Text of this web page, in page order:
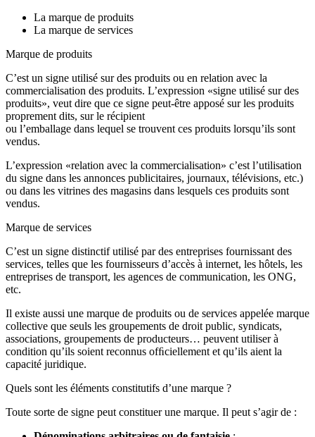
La marque de produits
La marque de services
Marque de produits
C’est un signe utilisé sur des produits ou en relation avec la
commercialisation des produits. L’expression «signe utilisé sur des
produits», veut dire que ce signe peut-être apposé sur les produits
proprement dits, sur le récipient
ou l’emballage dans lequel se trouvent ces produits lorsqu’ils sont
vendus.
L’expression «relation avec la commercialisation» c’est l’utilisation
du signe dans les annonces publicitaires, journaux, télévisions, etc.)
ou dans les vitrines des magasins dans lesquels ces produits sont
vendus.
Marque de services
C’est un signe distinctif utilisé par des entreprises fournissant des
services, telles que les fournisseurs d’accès à internet, les hôtels, les
entreprises de transport, les agences de communication, les ONG,
etc.
Il existe aussi une marque de produits ou de services appelée marque
collective que seuls les groupements de droit public, syndicats,
associations, groupements de producteurs… peuvent utiliser à
condition qu’ils soient reconnus ofﬁciellement et qu’ils aient la
capacité juridique.
Quels sont les éléments constitutifs d’une marque ?
Toute sorte de signe peut constituer une marque. Il peut s’agir de :